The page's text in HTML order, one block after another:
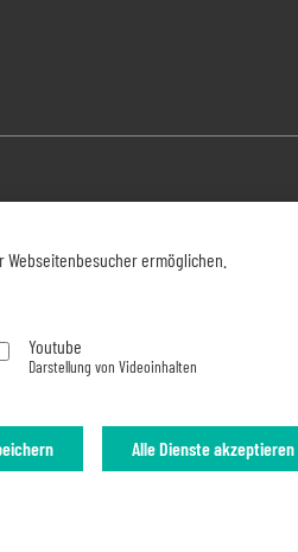
ermöglichen.
Youtube
Darstellung von Videoinhalten
Alle Dienste akzeptieren